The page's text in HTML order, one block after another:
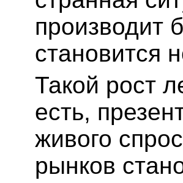
производит
становится
Такой рост
есть,
живого
рынков